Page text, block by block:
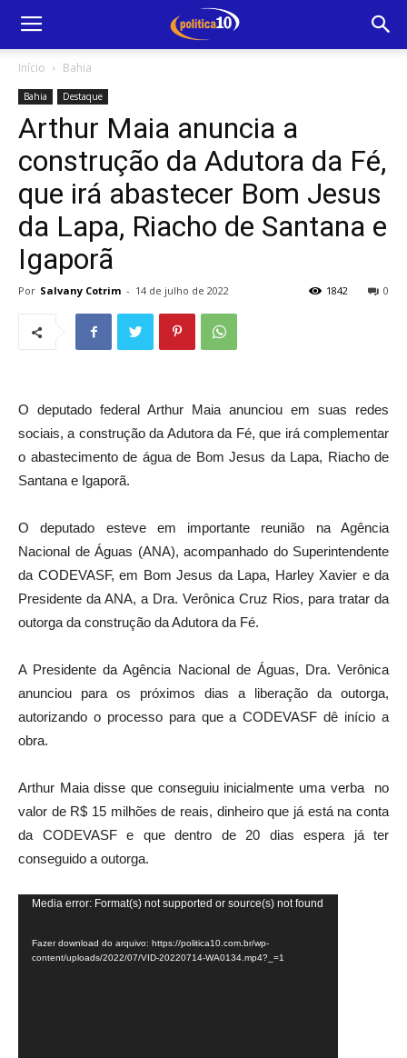
Início Bahia
Bahia Destaque
Arthur Maia anuncia a
construção da Adutora da Fé,
que irá abastecer Bom Jesus
da Lapa, Riacho de Santana e
Igaporã
Por Salvany Cotrim - 14 de julho de 2022 0
1842
O deputado federal Arthur Maia anunciou em suas redes
sociais, a construção da Adutora da Fé, que irá complementar
o abastecimento de água de Bom Jesus da Lapa, Riacho de
Santana e Igaporã.
O deputado esteve em importante reunião na Agência
Nacional de Águas (ANA), acompanhado do Superintendente
da CODEVASF, em Bom Jesus da Lapa, Harley Xavier e da
Presidente da ANA, a Dra. Verônica Cruz Rios, para tratar da
outorga da construção da Adutora da Fé.
A Presidente da Agência Nacional de Águas, Dra. Verônica
anunciou para os próximos dias a liberação da outorga,
autorizando o processo para que a CODEVASF dê início a
obra.
Arthur Maia disse que conseguiu inicialmente uma verba no
valor de R$ 15 milhões de reais, dinheiro que já está na conta
da CODEVASF e que dentro de 20 dias espera já ter
conseguido a outorga.
Tocador
vídeo
Media error: Format(s) not supported or source(s) not found
Fazer download do arquivo: https://politica10.com.br/wp-
content/uploads/2022/07/VID-20220714-WA0134.mp4?_=1